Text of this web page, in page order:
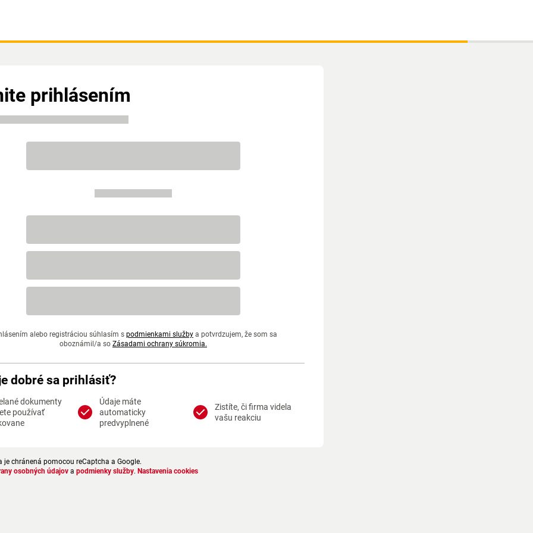
prihlásením
alebo registráciou súhlasím s podmienkami služby a potvrdzujem, že som sa
oboznámil/a so Zásadami ochrany súkromia.
dobré sa prihlásiť?
dokumenty
používať
Údaje máte
automaticky
predvyplnené
Zistíte, či firma videla
vašu reakciu
je chránená pomocou reCaptcha a Google.
osobných údajov a podmienky služby. Nastavenia cookies